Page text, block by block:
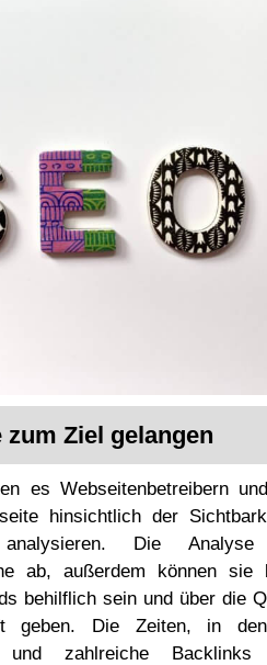
Ziel gelangen
es Webseitenbetreibern
hinsichtlich der
Die Analyse
ab, außerdem können sie
behilflich sein und über die
geben. Die Zeiten, in
und zahlreiche Backlinks